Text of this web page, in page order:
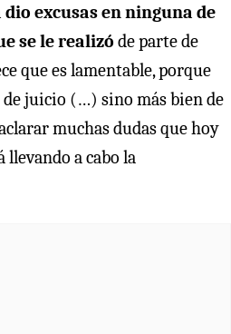
excusas en ninguna de
se le realizó de parte de
que es lamentable, porque
de juicio (…) sino más bien de
muchas dudas que hoy
llevando a cabo la